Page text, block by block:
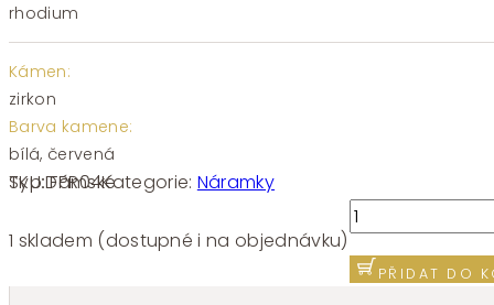
rhodium
Kámen:
zirkon
Barva kamene:
bílá, červená
SKU:FPR04Kategorie: Náramky
Typ:Dámské
1 skladem (dostupné i na objednávku)
Stříbrný
náramek
Brosway
Fancy
PŘIDAT DO